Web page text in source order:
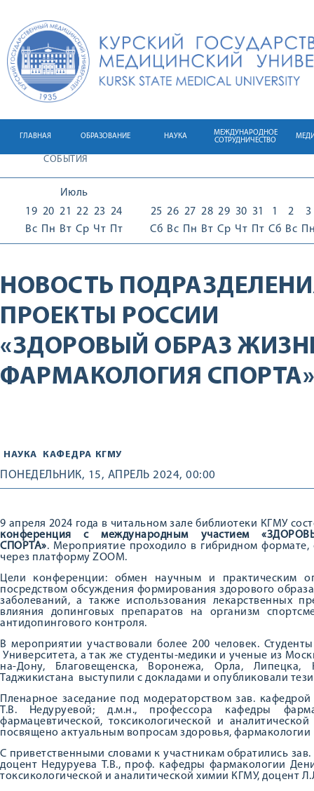
ГЛАВНАЯ ОБРАЗОВАНИЕ НАУКА
МЕЖДУНАРОДНОЕ
СОТРУДНИЧЕСТВО
СОБЫТИЯ
Июль
19
Вс
20
Пн
21
Вт
22
Ср
23
Чт
24
Пт
25
Сб
26
Вс
27
Пн
28
Вт
29
Ср
30
Чт
31
Пт
1
Сб
2
Вс
3
НОВОСТЬ
ПРОЕКТЫ РОССИИ
«ЗДОРОВЫЙ ОБРАЗ
ФАРМАКОЛОГИЯ СПОРТА»
НАУКА КАФЕДРА КГМУ
ПОНЕДЕЛЬНИК, 15, АПРЕЛЬ 2024, 00:00
9 апреля 2024 года в читальном зале библиотеки КГМУ
конференция с международным участием
СПОРТА». Мероприятие проходило в гибридном
через платформу ZOOM.
Цели конференции: обмен научным и практическим
посредством обсуждения формирования здорового
заболеваний, а также использования лекарственных
влияния допинговых препаратов на организм
антидопингового контроля.
В мероприятии участвовали более 200 человек.
Университета, а так же студенты-медики и ученые из
на-Дону, Благовещенска, Воронежа, Орла, Липецка,
Таджикистана выступили с докладами и опубликовали
Пленарное заседание под модераторством зав.
Т.В. Недуруевой; д.м.н., профессора кафедры
фармацевтической, токсикологической и
посвящено актуальным вопросам здоровья, фармакологии
С приветственными словами к участникам обратились
доцент Недуруева Т.В., проф. кафедры фармакологии
токсикологической и аналитической химии КГМУ, доцент